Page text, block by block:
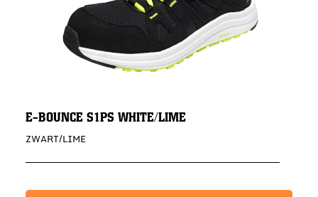
E-BOUNCE S1PS WHITE/LIME
ZWART/LIME